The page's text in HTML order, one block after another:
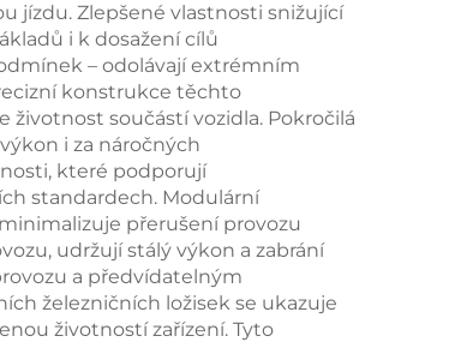
jízdu. Zlepšené vlastnosti snižující
i k dosažení cílů
– odolávají extrémním
konstrukce těchto
součástí vozidla. Pokročilá
i za náročných
které podporují
standardech. Modulární
přerušení provozu
udržují stálý výkon a zabrání
a předvídatelným
železničních ložisek se ukazuje
životností zařízení. Tyto